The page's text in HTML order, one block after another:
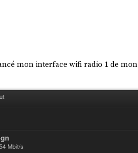
mon interface wifi radio 1 de mon